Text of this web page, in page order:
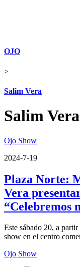
OJO
>
Salim Vera
Salim Vera
Ojo Show
2024-7-19
Plaza Norte:
Vera
“Celebremos
Este sábado 20, a
show en el centro
Ojo Show